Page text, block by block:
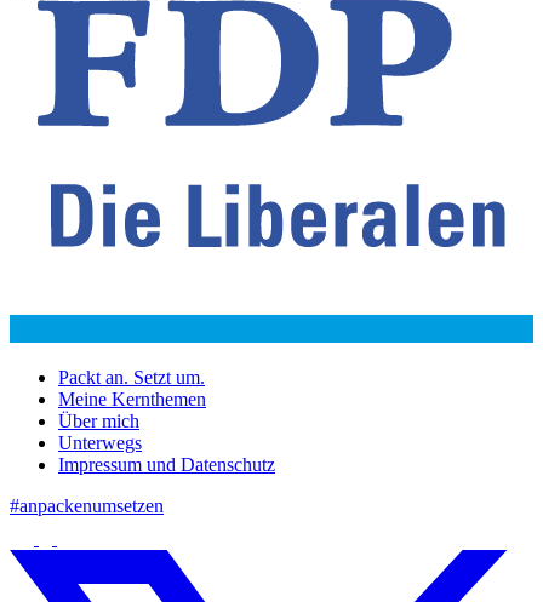
Packt an. Setzt um.
Meine Kernthemen
Über mich
Unterwegs
Impressum und Datenschutz
#anpackenumsetzen